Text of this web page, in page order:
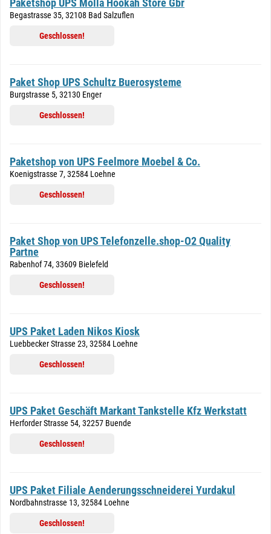
Paketshop UPS Molla Hookah Store Gbr
Begastrasse 35, 32108 Bad Salzuflen
Geschlossen!
Paket Shop UPS Schultz Buerosysteme
Burgstrasse 5, 32130 Enger
Geschlossen!
Paketshop von UPS Feelmore Moebel & Co.
Koenigstrasse 7, 32584 Loehne
Geschlossen!
Paket Shop von UPS Telefonzelle.shop-O2 Quality
Partne
Rabenhof 74, 33609 Bielefeld
Geschlossen!
UPS Paket Laden Nikos Kiosk
Luebbecker Strasse 23, 32584 Loehne
Geschlossen!
UPS Paket Geschäft Markant Tankstelle Kfz Werkstatt
Herforder Strasse 54, 32257 Buende
Geschlossen!
UPS Paket Filiale Aenderungsschneiderei Yurdakul
Nordbahnstrasse 13, 32584 Loehne
Geschlossen!